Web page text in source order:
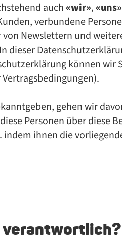
auch «wir», «uns»
verbundene
Newslettern und
dieser
können wir
gehen wir
Personen über diese
ihnen die
verantwortlich?